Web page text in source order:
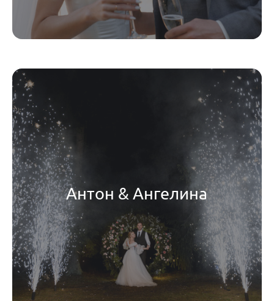
Антон & Ангелина